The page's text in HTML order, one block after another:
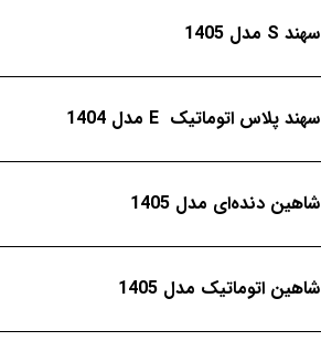
سهند S مدل 1405
سهند پلاس اتوماتیک E مدل 1404
شاهین دنده‌ای مدل 1405
شاهین اتوماتیک مدل 1405